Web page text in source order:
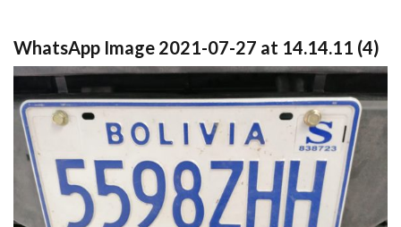
WhatsApp Image 2021-07-27 at 14.14.11 (4)